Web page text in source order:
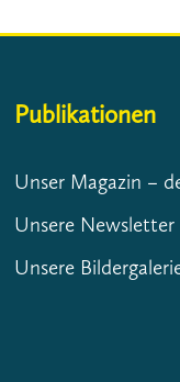
Publikationen
Unser Magazin –
Unsere
Unsere